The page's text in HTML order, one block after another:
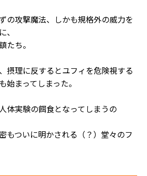
の攻撃魔法、しかも規格外の威力を
たち。
摂理に反するとユフィを危険視する
始まってしまった。
体実験の餌食となってしまうの
もついに明かされる（？）堂々のフ